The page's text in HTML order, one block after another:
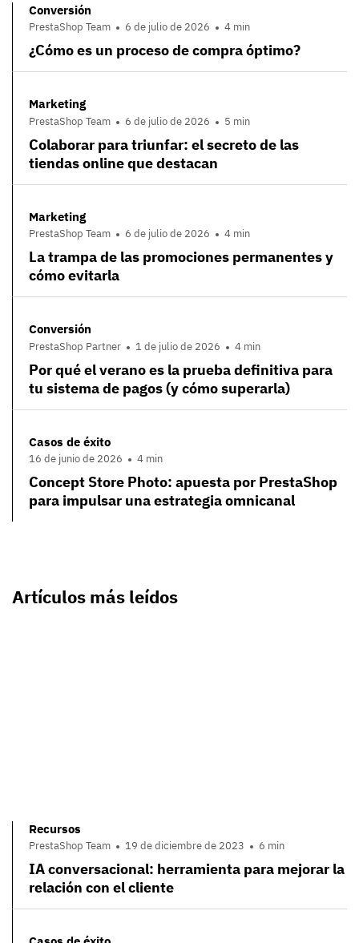
Conversión
PrestaShop Team 6 de julio de 2026 4 min
¿Cómo es un proceso de compra óptimo?
Marketing
PrestaShop Team 6 de julio de 2026 5 min
Colaborar para triunfar: el secreto de las
tiendas online que destacan
Marketing
PrestaShop Team 6 de julio de 2026 4 min
La trampa de las promociones permanentes y
cómo evitarla
Conversión
PrestaShop Partner 1 de julio de 2026 4 min
Por qué el verano es la prueba definitiva para
tu sistema de pagos (y cómo superarla)
Casos de éxito
16 de junio de 2026 4 min
Concept Store Photo: apuesta por PrestaShop
para impulsar una estrategia omnicanal
Artículos más leídos
Recursos
PrestaShop Team 19 de diciembre de 2023 6 min
IA conversacional: herramienta para mejorar la
relación con el cliente